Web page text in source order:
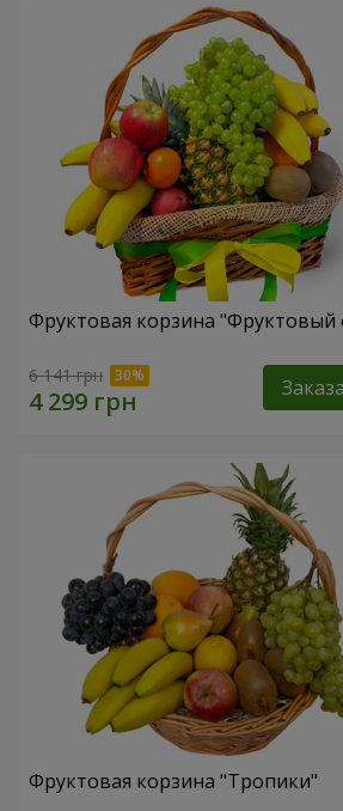
Фруктовая корзина "Фруктовый
6 141 грн
Фруктовая корзина "Тропики"